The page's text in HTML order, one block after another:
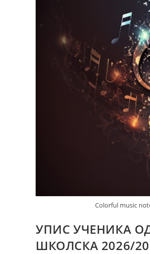
Colorful music
УПИС УЧЕНИКА
ШКОЛСКА 2026/